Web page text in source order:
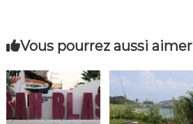
v
i
g
Vous pourrez aussi aimer